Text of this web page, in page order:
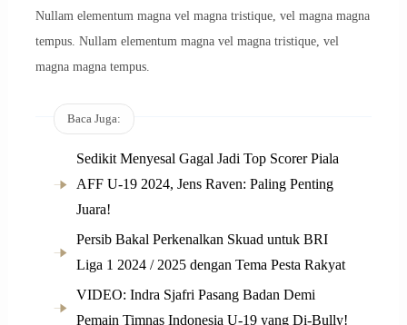
Nullam elementum magna vel magna tristique, vel magna magna
tempus. Nullam elementum magna vel magna tristique, vel
magna magna tempus.
Baca Juga:
Sedikit Menyesal Gagal Jadi Top Scorer Piala
AFF U-19 2024, Jens Raven: Paling Penting
Juara!
Persib Bakal Perkenalkan Skuad untuk BRI
Liga 1 2024 / 2025 dengan Tema Pesta Rakyat
VIDEO: Indra Sjafri Pasang Badan Demi
Pemain Timnas Indonesia U-19 yang Di-Bully!